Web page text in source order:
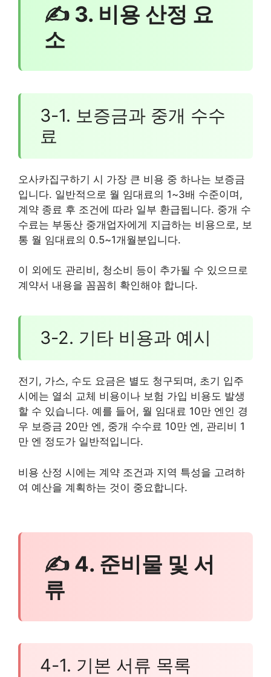
✍ 3. 비용 산정 요
소
3-1. 보증금과 중개 수수
료
오사카집구하기 시 가장 큰 비용 중 하나는 보증금
입니다. 일반적으로 월 임대료의 1~3배 수준이며,
계약 종료 후 조건에 따라 일부 환급됩니다. 중개 수
수료는 부동산 중개업자에게 지급하는 비용으로, 보
통 월 임대료의 0.5~1개월분입니다.
이 외에도 관리비, 청소비 등이 추가될 수 있으므로
계약서 내용을 꼼꼼히 확인해야 합니다.
3-2. 기타 비용과 예시
전기, 가스, 수도 요금은 별도 청구되며, 초기 입주
시에는 열쇠 교체 비용이나 보험 가입 비용도 발생
할 수 있습니다. 예를 들어, 월 임대료 10만 엔인 경
우 보증금 20만 엔, 중개 수수료 10만 엔, 관리비 1
만 엔 정도가 일반적입니다.
비용 산정 시에는 계약 조건과 지역 특성을 고려하
여 예산을 계획하는 것이 중요합니다.
✍ 4. 준비물 및 서
류
4-1. 기본 서류 목록